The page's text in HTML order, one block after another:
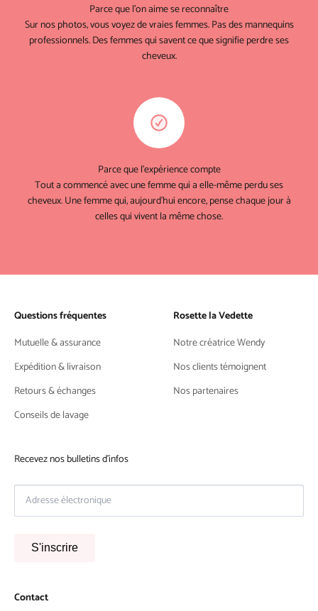
Parce que l'on aime se reconnaître
Sur nos photos, vous voyez de vraies femmes. Pas des mannequins
professionnels. Des femmes qui savent ce que signifie perdre ses
cheveux.
Parce que l'expérience compte
Tout a commencé avec une femme qui a elle-même perdu ses
cheveux. Une femme qui, aujourd'hui encore, pense chaque jour à
celles qui vivent la même chose.
Questions fréquentes
Mutuelle & assurance
Expédition & livraison
Retours & échanges
Conseils de lavage
Rosette la Vedette
Notre créatrice Wendy
Nos clients témoignent
Nos partenaires
Recevez nos bulletins d'infos
S'inscrire
Contact